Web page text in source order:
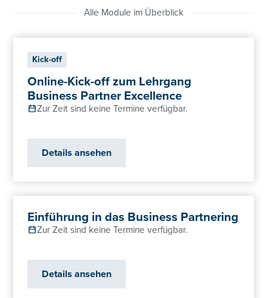
Alle Module im Überblick
Kick-off
Online-Kick-off zum Lehrgang
Business Partner Excellence
Zur Zeit sind keine Termine verfügbar.
Details ansehen
Einführung in das Business Partnering
Zur Zeit sind keine Termine verfügbar.
Details ansehen